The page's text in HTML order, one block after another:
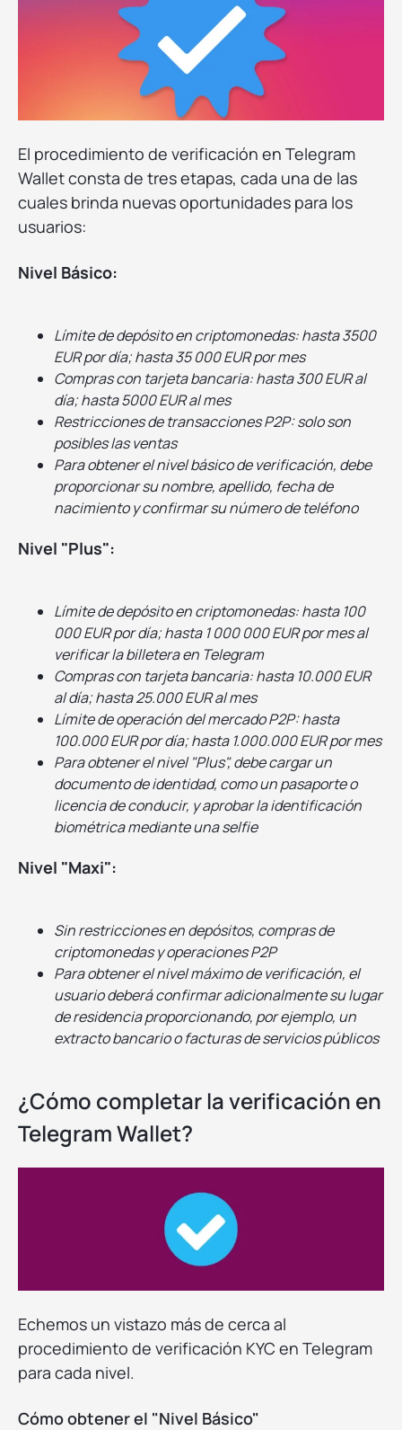
El procedimiento de verificación en Telegram
Wallet consta de tres etapas, cada una de las
cuales brinda nuevas oportunidades para los
usuarios:
Nivel Básico:
Límite de depósito en criptomonedas: hasta 3500
EUR por día; hasta 35 000 EUR por mes
Compras con tarjeta bancaria: hasta 300 EUR al
día; hasta 5000 EUR al mes
Restricciones de transacciones P2P: solo son
posibles las ventas
Para obtener el nivel básico de verificación, debe
proporcionar su nombre, apellido, fecha de
nacimiento y confirmar su número de teléfono
Nivel "Plus":
Límite de depósito en criptomonedas: hasta 100
000 EUR por día; hasta 1 000 000 EUR por mes al
verificar la billetera en Telegram
Compras con tarjeta bancaria: hasta 10.000 EUR
al día; hasta 25.000 EUR al mes
Límite de operación del mercado P2P: hasta
100.000 EUR por día; hasta 1.000.000 EUR por mes
Para obtener el nivel "Plus", debe cargar un
documento de identidad, como un pasaporte o
licencia de conducir, y aprobar la identificación
biométrica mediante una selfie
Nivel "Maxi":
Sin restricciones en depósitos, compras de
criptomonedas y operaciones P2P
Para obtener el nivel máximo de verificación, el
usuario deberá confirmar adicionalmente su lugar
de residencia proporcionando, por ejemplo, un
extracto bancario o facturas de servicios públicos
¿Cómo completar la verificación en
Telegram Wallet?
Echemos un vistazo más de cerca al
procedimiento de verificación KYC en Telegram
para cada nivel.
Cómo obtener el "Nivel Básico"